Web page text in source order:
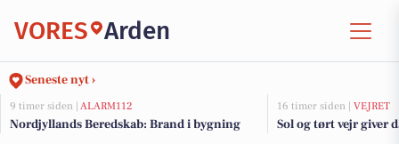
VORES Arden
Seneste nyt ›
9 timer siden | ALARM112
Nordjyllands Beredskab: Brand i bygning
16 timer siden | VEJRET
Sol og tørt vejr giver